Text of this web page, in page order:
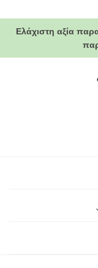
to
contentΕλάχιστη αξία